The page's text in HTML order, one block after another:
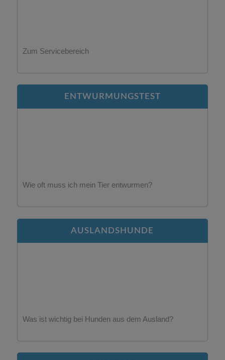
Zum Servicebereich
ENTWURMUNGSTEST
Wie oft muss ich mein Tier entwurmen?
AUSLANDSHUNDE
Was ist wichtig bei Hunden aus dem Ausland?